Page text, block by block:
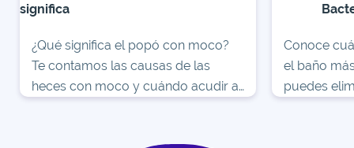
significa
¿Qué significa el popó con moco?
Te contamos las causas de las
heces con moco y cuándo acudir al
Conoce
el baño
puedes